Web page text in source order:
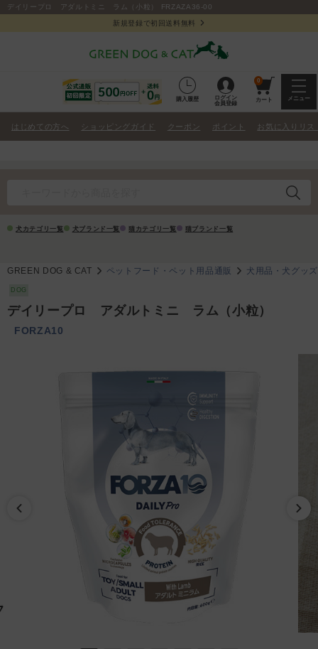
デイリープロ アダルトミニ ラム（小粒） FRZAZA36-00
新規登録で初回送料無料
購入履歴
ログイン
会員登録
0
カート メニュー
はじめての方へ ショッピングガイド クーポン ポイント お気に入りリス
犬カテゴリ一覧 犬ブランド一覧 猫カテゴリ一覧 猫ブランド一覧
GREEN DOG & CAT ペットフード・ペット用品通販 犬用品・犬グッズ
DOG
デイリープロ アダルトミニ ラム（小粒）
FORZA10